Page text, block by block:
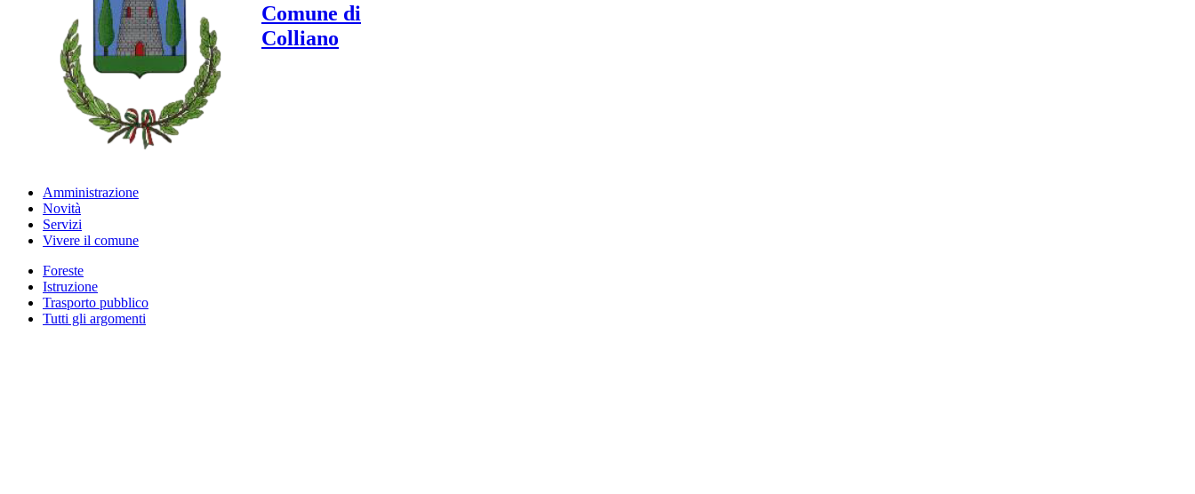
Comune di
Colliano
Amministrazione
Novità
Servizi
Vivere il comune
Foreste
Istruzione
Trasporto pubblico
Tutti gli argomenti